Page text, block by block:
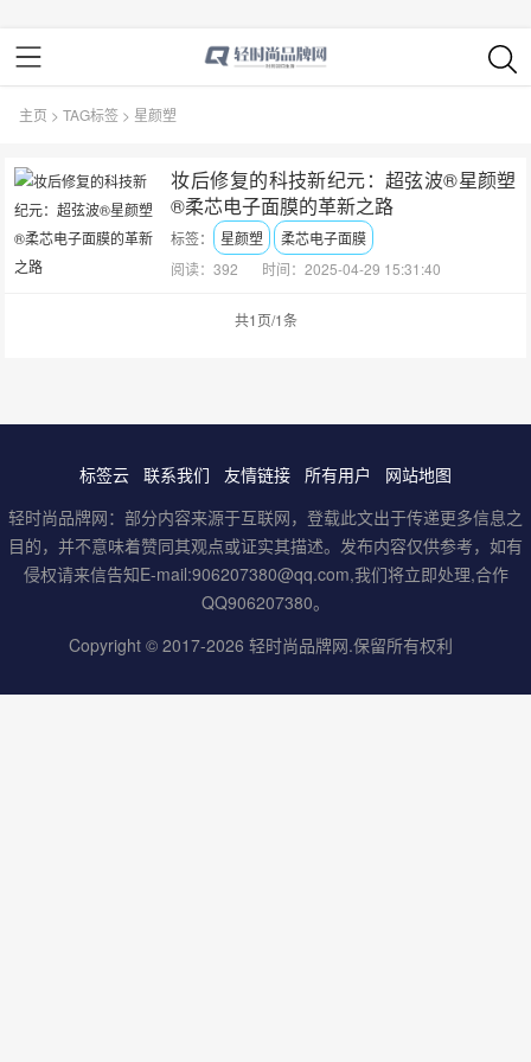
主页 >TAG标签 > 星颜塑
妆后修复的科技新纪元：超弦波®星颜塑
®柔芯电子面膜的革新之路
标签： 星颜塑
柔芯电子面膜
阅读：392
时间：2025-04-29 15:31:40
共1页/1条
标签云 联系我们 友情链接 所有用户
网站地图
轻时尚品牌网：部分内容来源于互联网，登载此文出于传递更多信息之
目的，并不意味着赞同其观点或证实其描述。发布内容仅供参考，如有
侵权请来信告知E-mail:906207380@qq.com,我们将立即处理,合作
QQ906207380。
Copyright © 2017-2026 轻时尚品牌网.保留所有权利